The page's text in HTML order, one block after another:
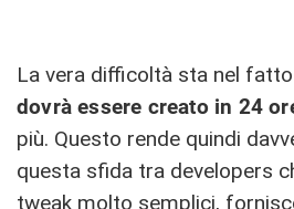
La vera difficoltà sta nel
dovrà essere creato in 24
più. Questo rende quindi
questa sfida tra developers
tweak molto semplici,